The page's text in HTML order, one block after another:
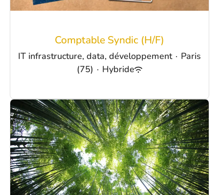
Comptable Syndic (H/F)
IT infrastructure, data, développement · Paris
(75) · Hybride